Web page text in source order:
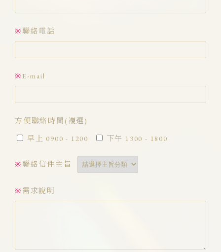
※聯絡電話
※E-mail
方便聯絡時間(複選)
早上 0900 - 1200
下午 1300 - 1800
※聯絡信件主旨
※ 需求說明